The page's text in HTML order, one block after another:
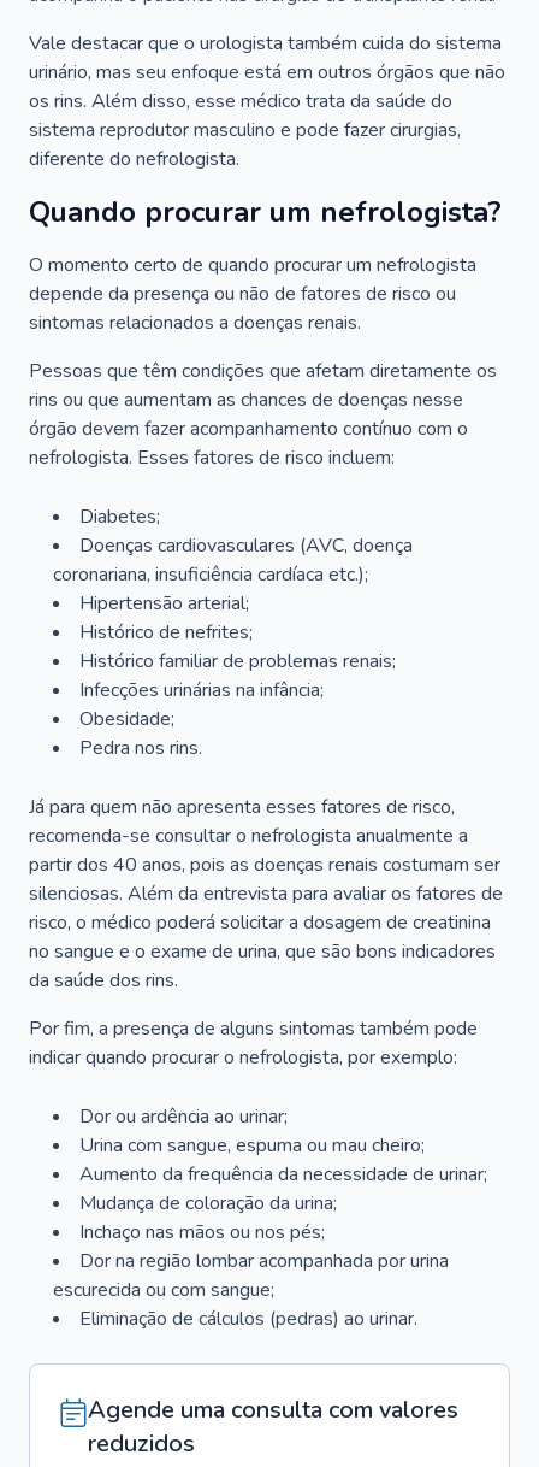
Vale destacar que o urologista também cuida do sistema
urinário, mas seu enfoque está em outros órgãos que não
os rins. Além disso, esse médico trata da saúde do
sistema reprodutor masculino e pode fazer cirurgias,
diferente do nefrologista.
Quando procurar um nefrologista?
O momento certo de quando procurar um nefrologista
depende da presença ou não de fatores de risco ou
sintomas relacionados a doenças renais.
Pessoas que têm condições que afetam diretamente os
rins ou que aumentam as chances de doenças nesse
órgão devem fazer acompanhamento contínuo com o
nefrologista. Esses fatores de risco incluem:
Diabetes;
Doenças cardiovasculares (AVC, doença
coronariana, insuficiência cardíaca etc.);
Hipertensão arterial;
Histórico de nefrites;
Histórico familiar de problemas renais;
Infecções urinárias na infância;
Obesidade;
Pedra nos rins.
Já para quem não apresenta esses fatores de risco,
recomenda-se consultar o nefrologista anualmente a
partir dos 40 anos, pois as doenças renais costumam ser
silenciosas. Além da entrevista para avaliar os fatores de
risco, o médico poderá solicitar a dosagem de creatinina
no sangue e o exame de urina, que são bons indicadores
da saúde dos rins.
Por fim, a presença de alguns sintomas também pode
indicar quando procurar o nefrologista, por exemplo:
Dor ou ardência ao urinar;
Urina com sangue, espuma ou mau cheiro;
Aumento da frequência da necessidade de urinar;
Mudança de coloração da urina;
Inchaço nas mãos ou nos pés;
Dor na região lombar acompanhada por urina
escurecida ou com sangue;
Eliminação de cálculos (pedras) ao urinar.
Agende uma consulta com valores
reduzidos